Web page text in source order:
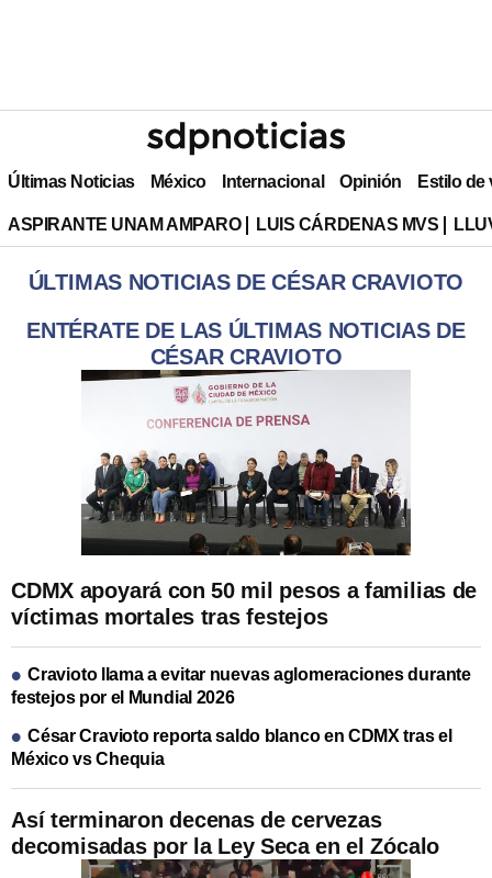
Últimas Noticias México Internacional Opinión Estilo de
ASPIRANTE UNAM AMPARO LUIS CÁRDENAS MVS
ÚLTIMAS NOTICIAS DE CÉSAR CRAVIOTO
ENTÉRATE DE LAS ÚLTIMAS NOTICIAS DE
CÉSAR CRAVIOTO
Así terminaron decenas de cervezas
decomisadas por la Ley Seca en el Zócalo
CDMX apoyará con 50 mil pesos a familias de
víctimas mortales tras festejos
Cravioto llama a evitar nuevas aglomeraciones durante
festejos por el Mundial 2026
César Cravioto reporta saldo blanco en CDMX tras el
México vs Chequia